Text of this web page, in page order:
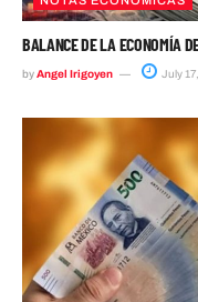
BALANCE DE LA ECONOMÍA
byAngel Irigoyen July